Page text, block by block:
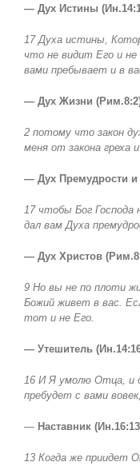
— Дух Истины
17 Духа истины,
что не видит Его и
вами пребывает и в
— Дух Жизни
2 потому что закон
меня от закона греха
— Дух Премудрости
17 чтобы Бог
дал вам Духа
— Дух Христов
9 Но вы не по плоти
Божий живет в вас.
тот и не Его.
— Утешитель
16 И Я умолю Отца, и
пребудет с вами вовек,
— Наставник
13 Когда же приидет